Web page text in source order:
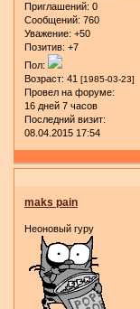
Приглашений: 0
Сообщений: 760
Уважение: +50
Позитив: +7
Пол:
Возраст: 41 [1985-03-23]
Провел на форуме:
16 дней 7 часов
Последний визит:
08.04.2015 17:54
maks pain
Неоновый гуру